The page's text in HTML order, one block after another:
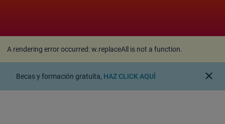
A rendering error occurred:w.replaceAll is not a function.
Becas y formación gratuita, HAZ CLICK AQUÍ close